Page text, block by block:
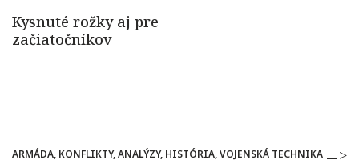
ARMÁDA, KONFLIKTY, ANALÝZY, HISTÓRIA, VOJENSKÁ TECHNIKA